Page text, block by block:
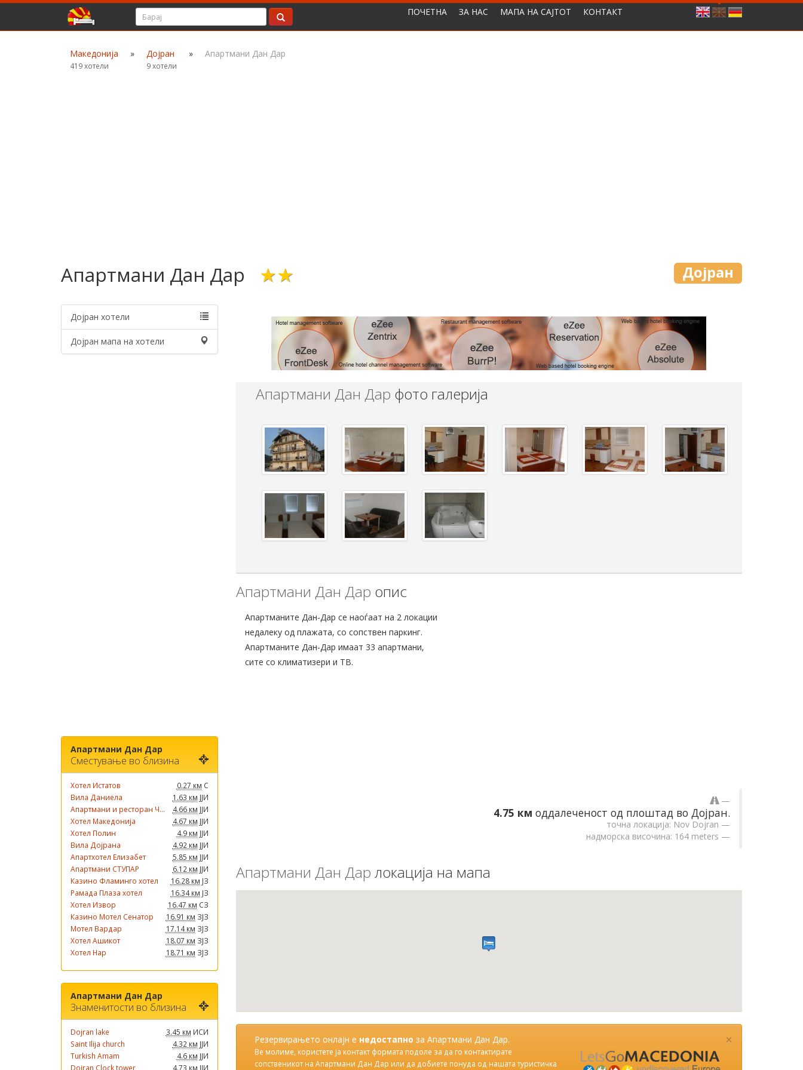
ПОЧЕТНА ЗА НАС МАПА НА САЈТОТ КОНТАКТ
Македонија
419 хотели
» Дојран
9 хотели
» Апартмани Дан Дар
Апартмани Дан Дар ★★ Дојран
Дојран хотели
Дојран мапа на хотели
Апартмани Дан Дар
Сместување во близина
Хотел Истатов 0.27 км С
Вила Даниела
1.63 км ЈЈИ
Апартмани и ресторан Ч...
4.66 км ЈЈИ
Хотел Македонија
4.67 км ЈЈИ
Хотел Полин
4.9 км ЈЈИ
Вила Дојрана
4.92 км ЈЈИ
Апартхотел Елизабет
5.85 км ЈЈИ
Апартмани СТУПАР
6.12 км ЈЈИ
Казино Фламинго хотел
16.28 км ЈЗ
Рамада Плаза хотел
16.34 км ЈЗ
Хотел Извор
16.47 км СЗ
Казино Мотел Сенатор
16.91 км ЗЈЗ
Мотел Вардар
17.14 км ЗЈЗ
Хотел Ашикот
18.07 км ЗЈЗ
Хотел Нар
18.71 км ЗЈЗ
Апартмани Дан Дар
Знаменитости во близина
Dojran lake 3.45 км ИСИ
Saint Ilija church
4.32 км ЈЈИ
Turkish Amam
4.6 км ЈЈИ
Dojran Clock tower
4.73 км ЈЈИ
Апартмани Дан Дар фото галерија
Апартмани Дан Дар опис
Апартманите Дан-Дар се наоѓаат на 2 локации
недалеку од плажата, со сопствен паркинг.
Апартманите Дан-Дар имаат 33 апартмани,
сите со климатизери и ТВ.
4.75 км оддалеченост од плоштад во Дојран.
точна локација: Nov Dojran
надморска височина: 164 meters
Апартмани Дан Дар локација на мапа
×
Резервирањето онлајн е недостапно за Апартмани Дан Дар.
Ве молиме, користете ја контакт формата подоле за да го контактирате
сопственикот на Апартмани Дан Дар или да добиете понуда од нашата туристичка